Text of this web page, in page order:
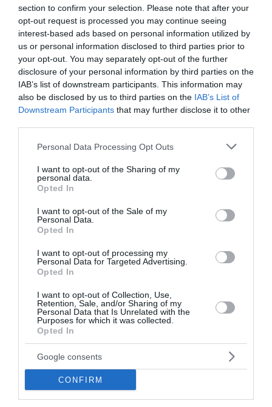
section to confirm your selection. Please note that after your
opt-out request is processed you may continue seeing
interest-based ads based on personal information utilized by
us or personal information disclosed to third parties prior to
your opt-out. You may separately opt-out of the further
disclosure of your personal information by third parties on the
IAB’s list of downstream participants. This information may
also be disclosed by us to third parties on the IAB’s List of
Downstream Participants that may further disclose it to other
Please note that this website/app uses one or more Google
not limited to your visit or usage behaviour. You may click to
grant or deny consent to Google and its third-party tags to
use your data for below specified purposes in below Google
consent section.
Personal Data Processing Opt Outs
I want to opt-out of the Sharing of my
personal data.
Opted In
I want to opt-out of the Sale of my
Personal Data.
Opted In
I want to opt-out of processing my
Personal Data for Targeted Advertising.
Opted In
I want to opt-out of Collection, Use,
Retention, Sale, and/or Sharing of my
Personal Data that Is Unrelated with the
Purposes for which it was collected.
Opted In
Google consents
CONFIRM
Αλεξανδρούπολη: Χωρίς τις
αισθήσεις του ανασύρθηκε
77χρονος από πηγάδι
Χωρίς τις αισθήσεις του ανασύρθηκε το μεσημέρι
κινητοποιήθηκε άμεσα μετά την ενημέρωση για το
22:05 | 08 Αυγούστου 2026
Δυτική Αττική: Αντιδιαβρωτικά